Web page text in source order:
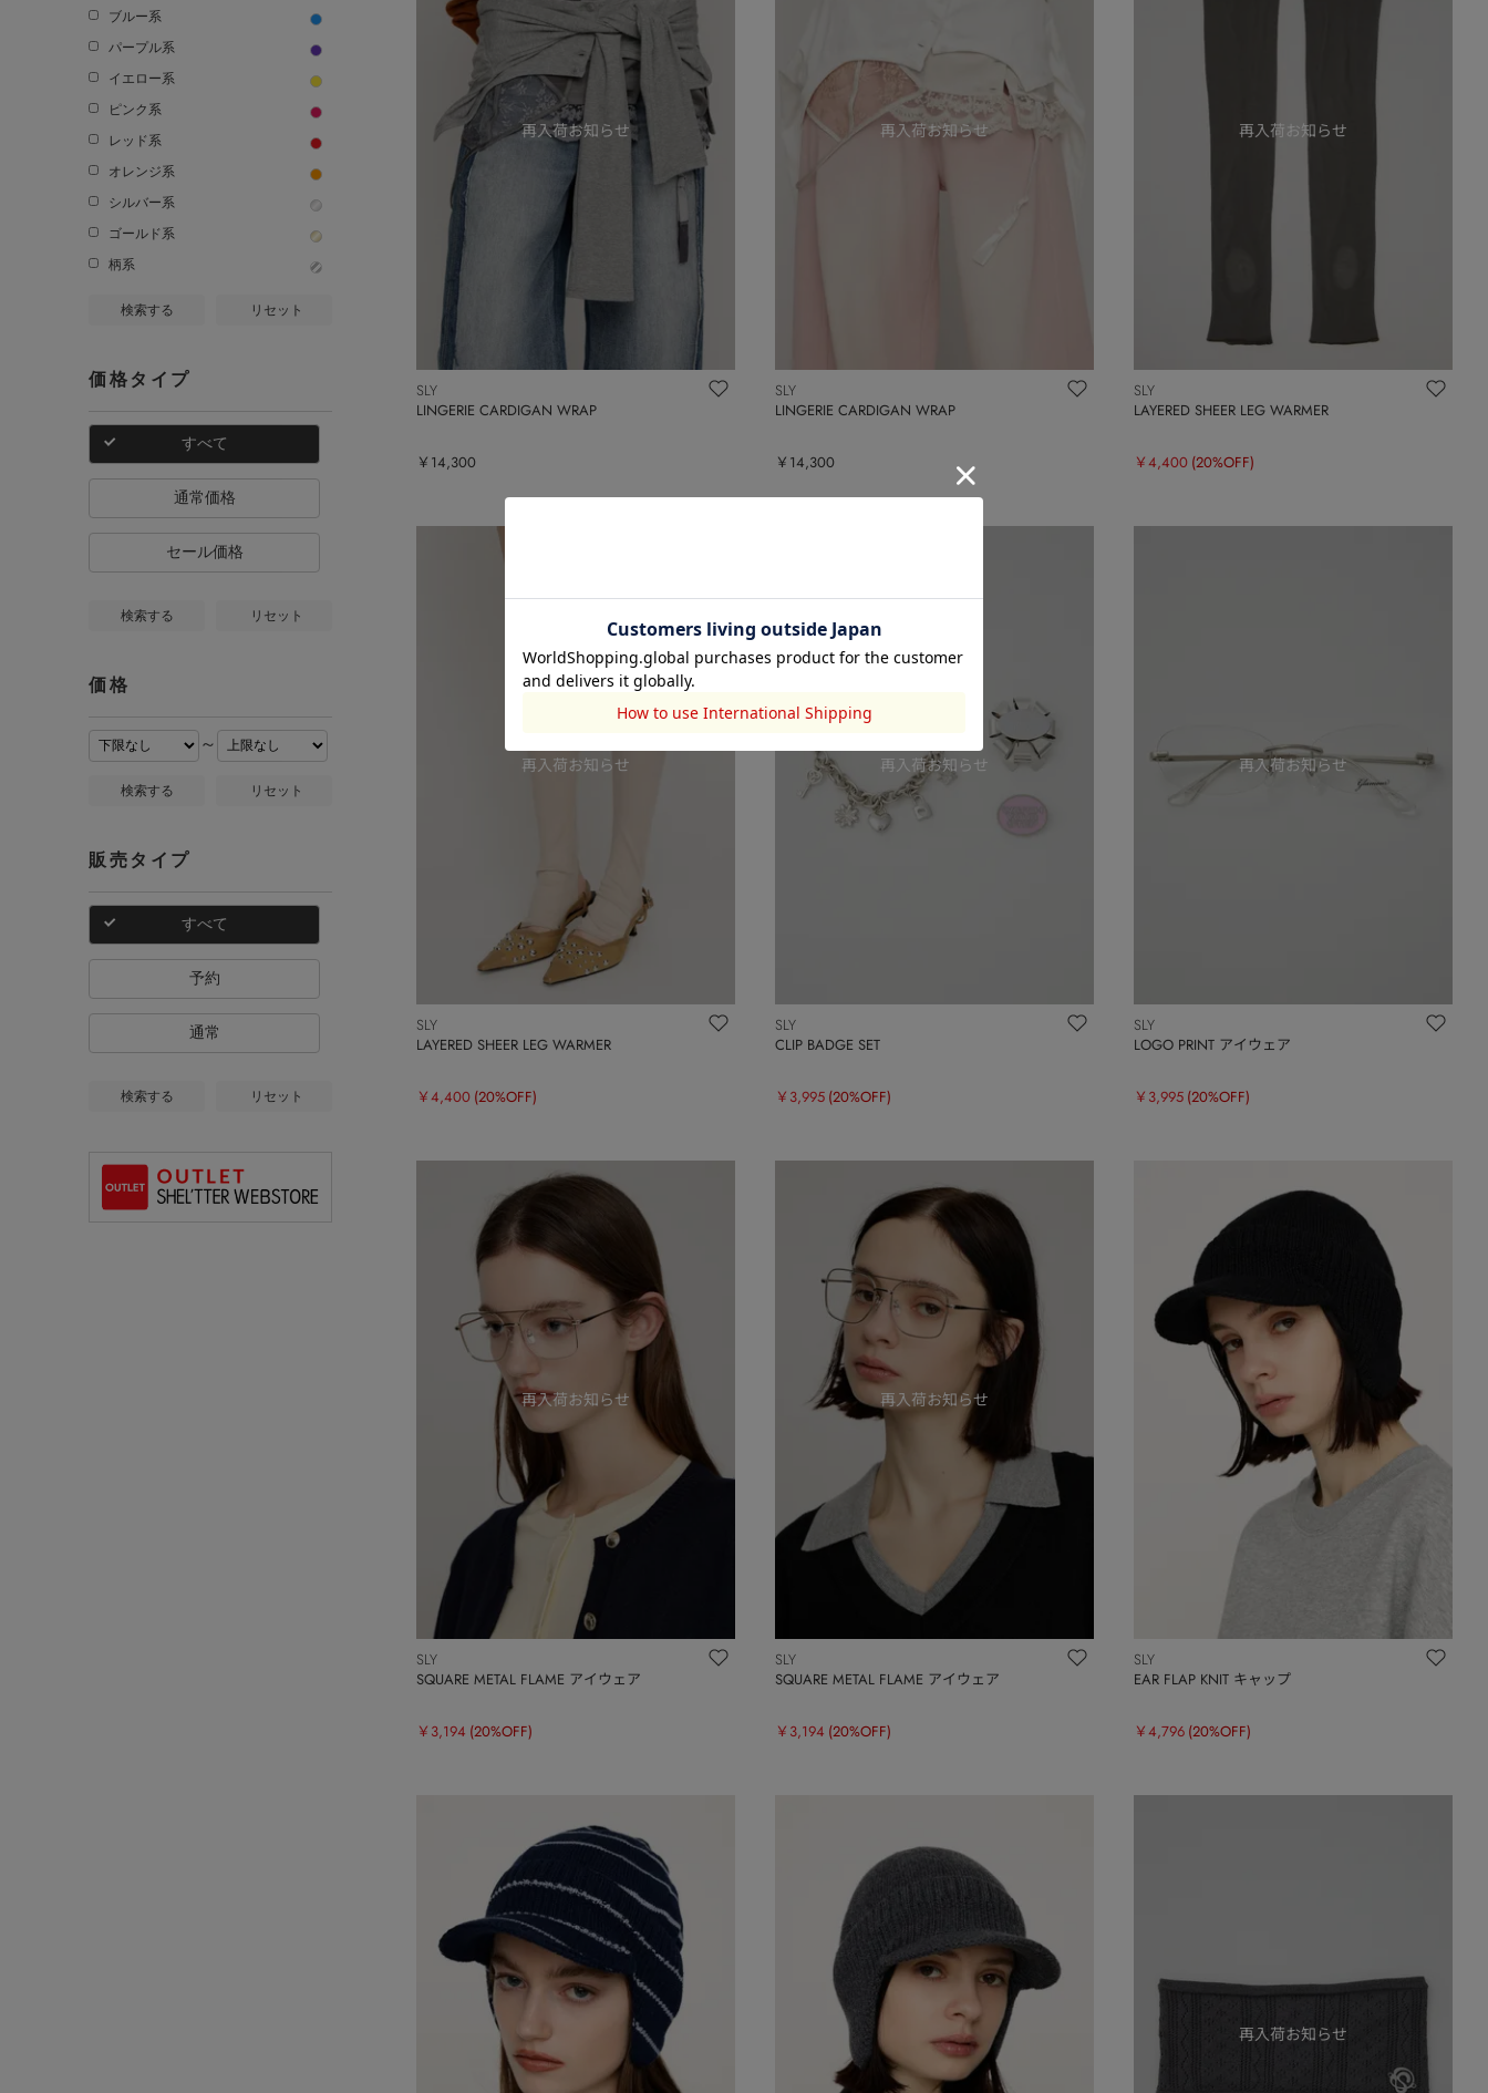
ブルー系
パープル系
イエロー系
ピンク系
レッド系
オレンジ系
シルバー系
ゴールド系
柄系
検索する リセット
価格タイプ
すべて
通常価格
セール価格
検索する リセット
価格
～
検索する リセット
販売タイプ
すべて
予約
通常
検索する リセット
SLY
LINGERIE CARDIGAN WRAP
￥14,300
SLY
LINGERIE CARDIGAN WRAP
￥14,300
SLY
LAYERED SHEER LEG WARMER
￥4,400 (20%OFF)
SLY
LAYERED SHEER LEG WARMER
￥4,400 (20%OFF)
SLY
CLIP BADGE SET
￥3,995 (20%OFF)
SLY
LOGO PRINT アイウェア
￥3,995 (20%OFF)
SLY
SQUARE METAL FLAME アイウェア
￥3,194 (20%OFF)
SLY
SQUARE METAL FLAME アイウェア
￥3,194 (20%OFF)
SLY
EAR FLAP KNIT キャップ
￥4,796 (20%OFF)